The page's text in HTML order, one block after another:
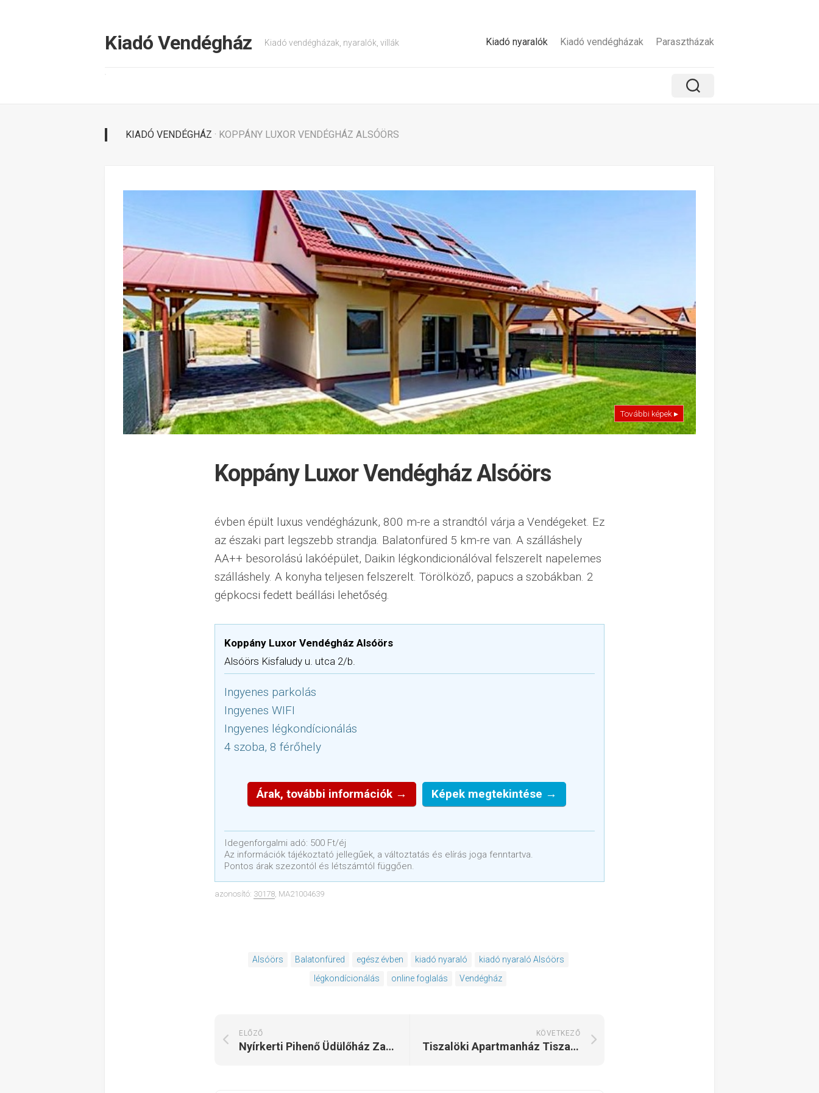
Kiadó Vendégház Kiadó vendégházak, nyaralók, villák Kiadó nyaralók Kiadó vendégházak Parasztházak
KIADÓ VENDÉGHÁZ · KOPPÁNY LUXOR VENDÉGHÁZ ALSÓÖRS
További képek ▸
Koppány Luxor Vendégház Alsóörs
évben épült luxus vendégházunk, 800 m-re a strandtól várja a Vendégeket. Ez
az északi part legszebb strandja. Balatonfüred 5 km-re van. A szálláshely
AA++ besorolású lakóépület, Daikin légkondicionálóval felszerelt napelemes
szálláshely. A konyha teljesen felszerelt. Törölköző, papucs a szobákban. 2
gépkocsi fedett beállási lehetőség.
Koppány Luxor Vendégház Alsóörs
Alsóörs Kisfaludy u. utca 2/b.
Ingyenes parkolás
Ingyenes WIFI
Ingyenes légkondícionálás
4 szoba, 8 férőhely
Árak, további információk → Képek megtekintése →
Idegenforgalmi adó: 500 Ft/éj
Az információk tájékoztató jellegűek, a változtatás és elírás joga fenntartva.
Pontos árak szezontól és létszámtól függően.
azonosító: 30178, MA21004639
Alsóörs Balatonfüred egész évben kiadó nyaraló
kiadó nyaraló Alsóörs
légkondícionálás
online foglalás Vendégház
KÖVETKEZŐ
Tiszalöki Apartmanház Tiszalök
ELŐZŐ
Nyírkerti Pihenő Üdülőház Zamárdi